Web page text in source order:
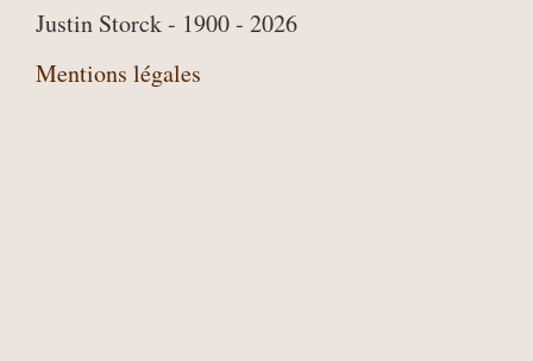
Justin Storck - 1900 - 2026
Mentions légales